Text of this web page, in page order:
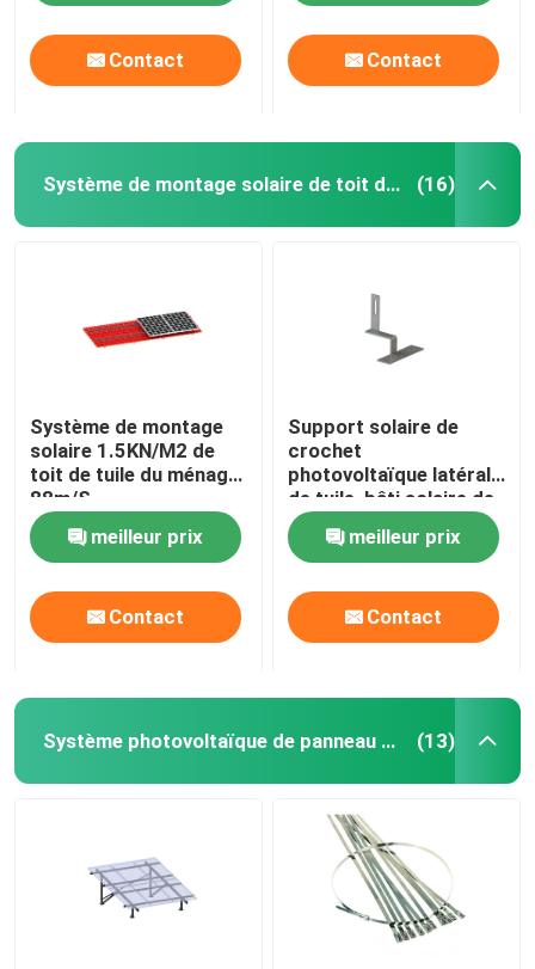
Contact Contact
Système de montage solaire de toit de tuile (16)
Système de montage
solaire 1.5KN/M2 de
toit de tuile du ménage
88m/S
meilleur prix
Contact
Support solaire de
crochet
photovoltaïque latéral
de tuile, bâti solaire de
la tuile AL6005
meilleur prix
Contact
Système photovoltaïque de panneau solaire (13)